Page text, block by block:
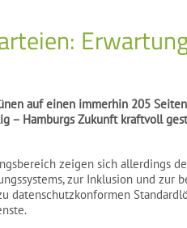
auf einen immerhin 205
– Hamburgs Zukunft kraftvoll
zeigen sich allerdings
zur Inklusion und zur
datenschutzkonformen